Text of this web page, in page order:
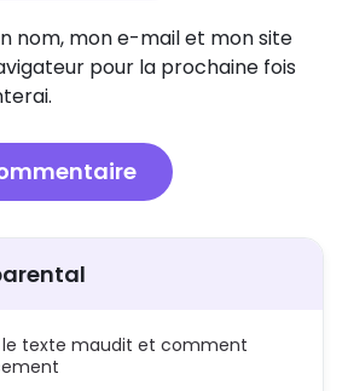
nom, mon e-mail et mon site
pour la prochaine fois
texte maudit et comment